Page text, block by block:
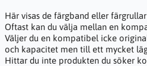
Här visas de färgband eller
Oftast kan du välja mellan en
Väljer du en kompatibel icke
och kapacitet men till ett mycket
Hittar du inte produkten du söker